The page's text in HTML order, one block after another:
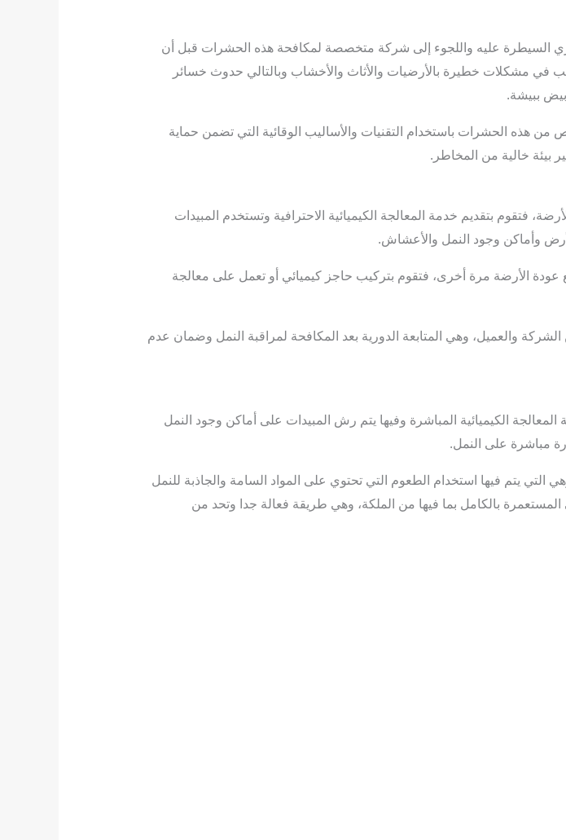
السيطرة عليه واللجوء إلى شركة متخصصة لمكافحة هذه الحشرات قبل أن
في مشكلات خطيرة بالأرضيات والأثاث والأخشاب وبالتالي حدوث خسائر
ببيشة.
من هذه الحشرات باستخدام التقنيات والأساليب الوقائية التي تضمن حماية
بيئة خالية من المخاطر.
بتقديم خدمة المعالجة الكيميائية الاحترافية وتستخدم المبيدات
وأماكن وجود النمل والأعشاش.
عودة الأرضة مرة أخرى، فتقوم بتركيب حاجز كيميائي أو تعمل على معالجة
والعميل، وهي المتابعة الدورية بعد المكافحة لمراقبة النمل وضمان عدم
الكيميائية المباشرة وفيها يتم رش المبيدات على أماكن وجود النمل
مباشرة على النمل.
يتم فيها استخدام الطعوم التي تحتوي على المواد السامة والجاذبة للنمل
بالكامل بما فيها من الملكة، وهي طريقة فعالة جدا وتحد من